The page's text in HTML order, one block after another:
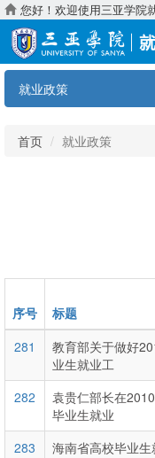
您好！欢迎使用三亚学院
就业政策
首页 就业政策
序号 标题
281
教育部关于做好
业生就业工
282
袁贵仁部长在
毕业生就业
283
海南省高校毕业